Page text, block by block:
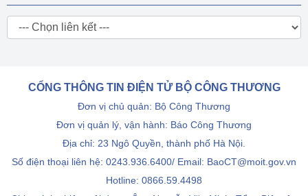
CỔNG THÔNG TIN ĐIỆN TỬ BỘ CÔNG THƯƠNG
Đơn vị chủ quản: Bộ Công Thương
Đơn vị quản lý, vận hành: Báo Công Thương
Địa chỉ: 23 Ngô Quyền, thành phố Hà Nội.
Số điện thoại liên hệ: 0243.936.6400/ Email: BaoCT@moit.gov.vn
Hotline: 0866.59.4498